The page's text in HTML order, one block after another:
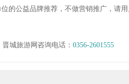
公益品牌推荐，不做营销推广，请用
城旅游网咨询电话： 0356-2601555